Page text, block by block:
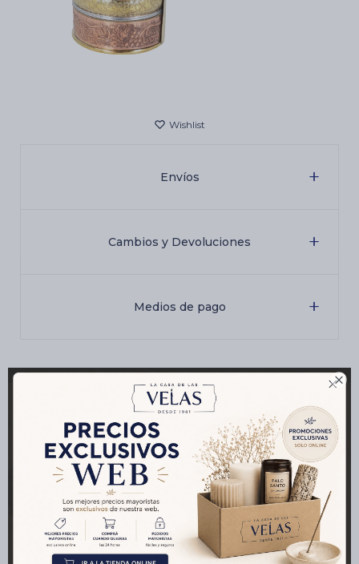

Envíos
Cambios y Devoluciones
Medios de pago
Productos que te pueden interesar
Cartas de Tarot